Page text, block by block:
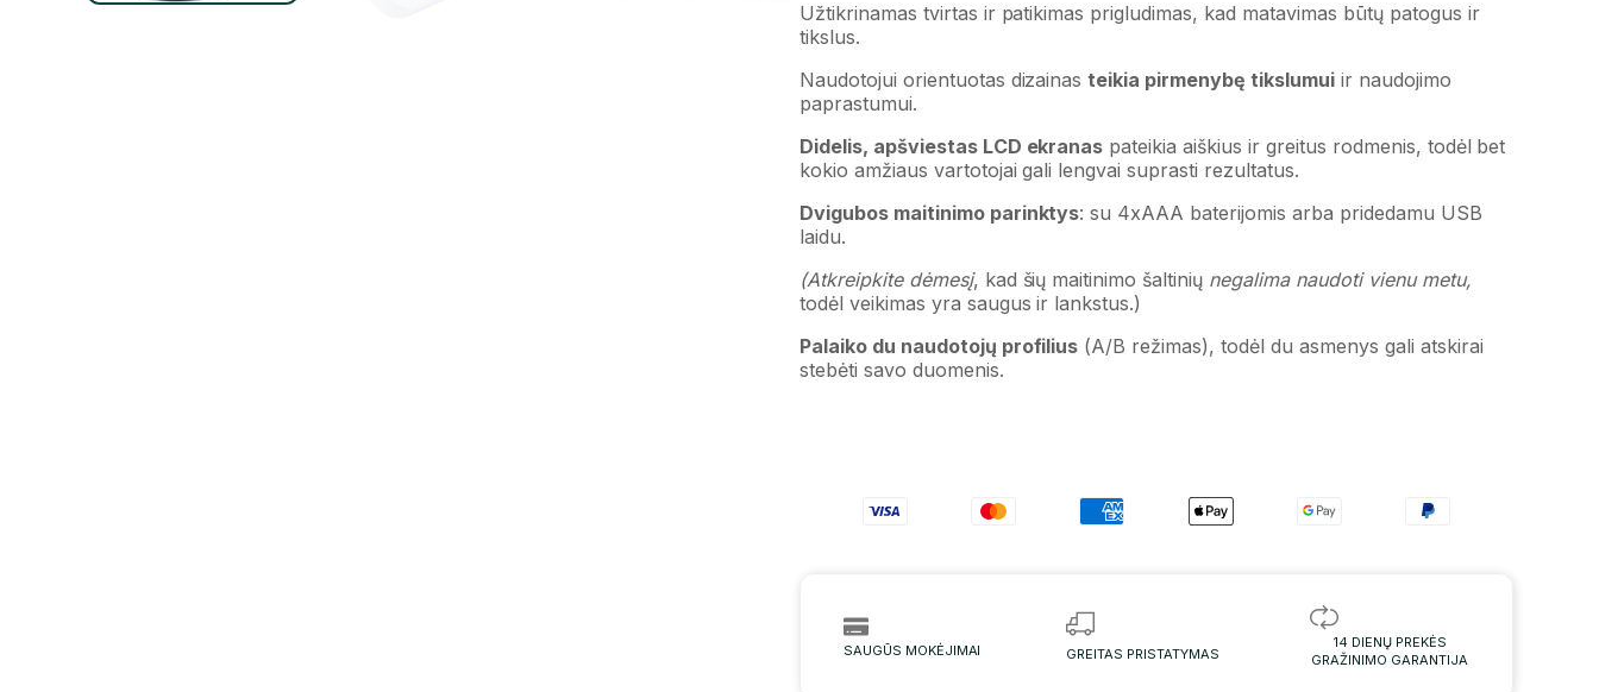
Užtikrinamas tvirtas ir patikimas prigludimas, kad matavimas būtų patogus ir
tikslus.
Naudotojui orientuotas dizainasteikia pirmenybę tikslumuiir naudojimo
paprastumui.
Didelis, apšviestas LCD ekranas pateikia aiškius ir greitus rodmenis, todėl bet
kokio amžiaus vartotojai gali lengvai suprasti rezultatus.
Dvigubos maitinimo parinktys: su 4xAAA baterijomis arba pridedamu USB
laidu.
(Atkreipkite dėmesį, kad šių maitinimo šaltinių negalima naudoti vienu metu,
todėl veikimas yra saugus ir lankstus.)
Palaiko du naudotojų profilius (A/B režimas), todėl du asmenys gali atskirai
stebėti savo duomenis.
SAUGŪS MOKĖJIMAI GREITAS PRISTATYMAS
14 DIENŲ PREKĖS
GRAŽINIMO GARANTIJA